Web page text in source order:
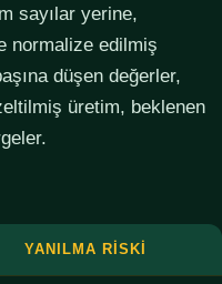
sayılar yerine,
normalize edilmiş
düşen değerler,
üretim, beklenen
YANILMA RISKI